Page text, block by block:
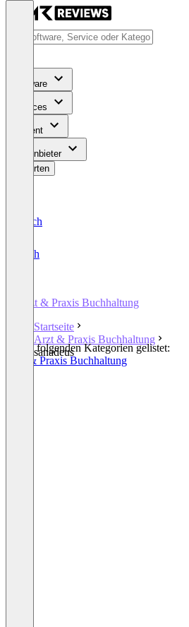
Software
Services
Content
Für Anbieter
Bewerten
Deutsch
English
Arzt & Praxis Buchhaltung
Startseite
Arzt & Praxis Buchhaltung
sanadeus
In den folgenden Kategorien gelistet:
Arzt & Praxis Buchhaltung